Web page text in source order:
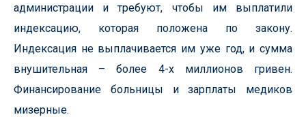
администрации и требуют, чтобы им выплатили
индексацию, которая положена по закону.
Индексация не выплачивается им уже год, и сумма
внушительная – более 4-х миллионов гривен.
Финансирование больницы и зарплаты медиков
мизерные.